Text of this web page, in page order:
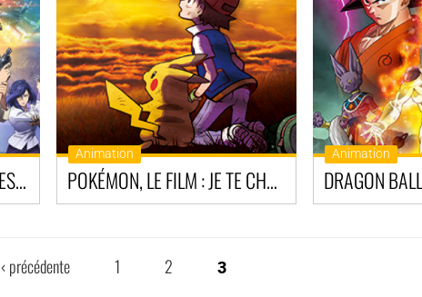
NICKY LARSON PRIVATE EYES - CITY HUNTER
Animation
POKÉMON, LE FILM : JE TE CHOISIS !
Animation
‹ précédente 1 2 3